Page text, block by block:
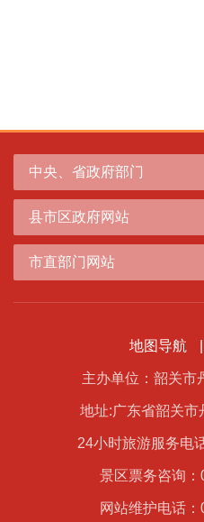
中央、省政府部门
县市区政府网站
市直部门网站
地图导航
主办单位：韶关市
地址:广东省韶关市
24小时旅游服务电
景区票务咨询
网站维护电话